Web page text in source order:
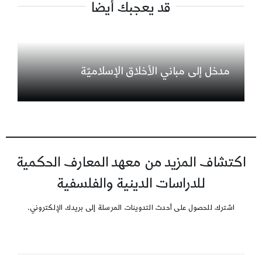
قد يعجبك أيضاً
مدخل إلى مباني الأخلاق الإسلاميّة
اكتشاف المزيد من معهد المعارف الحكمية
للدراسات الدينية والفلسفية
اشترك للحصول على أحدث التدوينات المرسلة إلى بريدك الإلكتروني.